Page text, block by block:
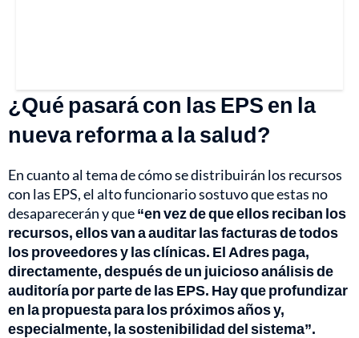
¿Qué pasará con las EPS en la
nueva reforma a la salud?
En cuanto al tema de cómo se distribuirán los recursos
con las EPS, el alto funcionario sostuvo que estas no
desaparecerán y que“en vez de que ellos reciban los
recursos, ellos van a auditar las facturas de todos
los proveedores y las clínicas. El Adres paga,
directamente, después de un juicioso análisis de
auditoría por parte de las EPS. Hay que profundizar
en la propuesta para los próximos años y,
especialmente, la sostenibilidad del sistema”.